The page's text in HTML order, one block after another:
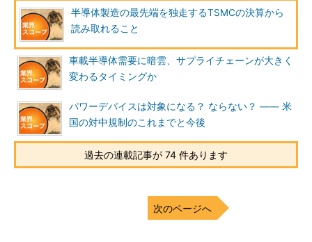
半導体製造の最先端を独走するTSMCの決算から
読み取れること
車載半導体需要に暗雲、サプライチェーンが大きく
変わるタイミングか
パワーデバイスは対象になる？ ならない？ ―― 米
国の対中規制のこれまでと今後
過去の連載記事が 74 件あります
次のページへ